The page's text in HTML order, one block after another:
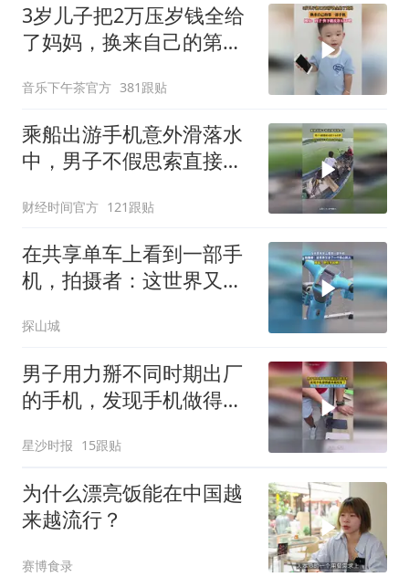
3岁儿子把2万压岁钱全给
了妈妈，换来自己的第一
音乐下午茶官方 381跟贴
乘船出游手机意外滑落水
中，男子不假思索直接下
财经时间官方 121跟贴
在共享单车上看到一部手
机，拍摄者：这世界又多
探山城
男子用力掰不同时期出厂
的手机，发现手机做得越
试成本有点高啊
星沙时报 15跟贴
为什么漂亮饭能在中国越
来越流行？
赛博食录